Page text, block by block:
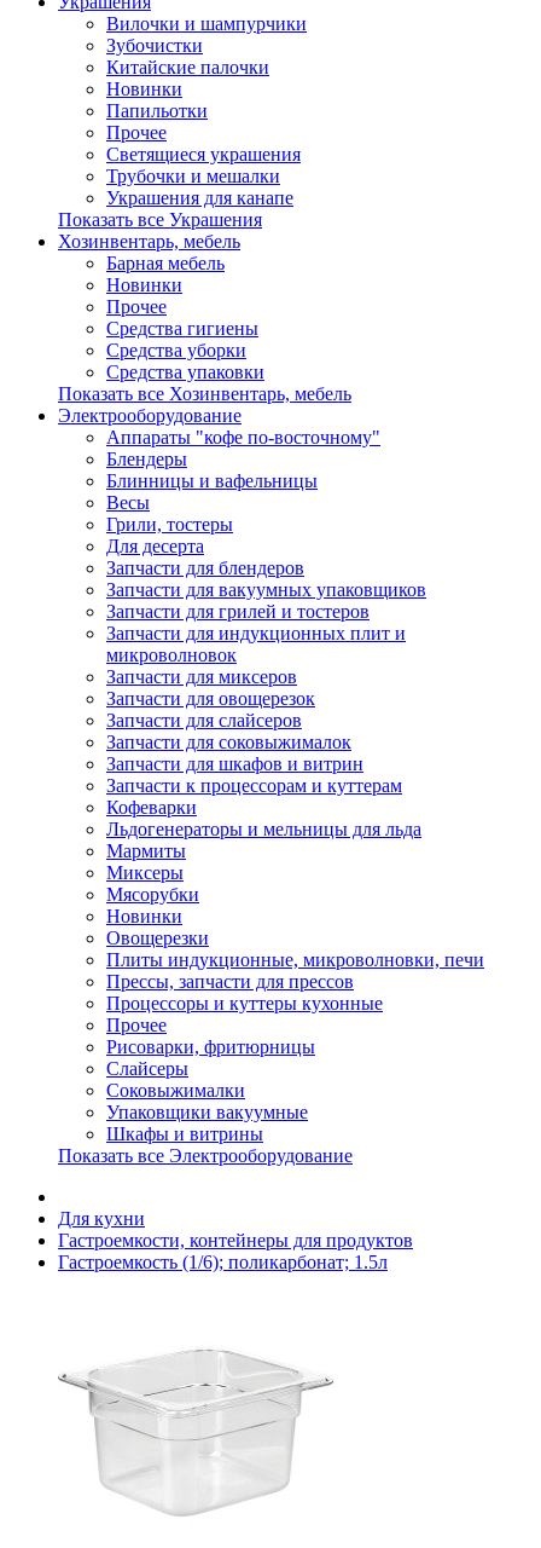
Вилочки и шампурчики
Зубочистки
Китайские палочки
Новинки
Папильотки
Прочее
Светящиеся украшения
Трубочки и мешалки
Украшения для канапе
Показать все Украшения
Хозинвентарь, мебель
Барная мебель
Новинки
Прочее
Средства гигиены
Средства уборки
Средства упаковки
Показать все Хозинвентарь, мебель
Электрооборудование
Аппараты "кофе по-восточному"
Блендеры
Блинницы и вафельницы
Весы
Грили, тостеры
Для десерта
Запчасти для блендеров
Запчасти для вакуумных упаковщиков
Запчасти для грилей и тостеров
Запчасти для индукционных плит и
микроволновок
Запчасти для миксеров
Запчасти для овощерезок
Запчасти для слайсеров
Запчасти для соковыжималок
Запчасти для шкафов и витрин
Запчасти к процессорам и куттерам
Кофеварки
Льдогенераторы и мельницы для льда
Мармиты
Миксеры
Мясорубки
Новинки
Овощерезки
Плиты индукционные, микроволновки, печи
Прессы, запчасти для прессов
Процессоры и куттеры кухонные
Прочее
Рисоварки, фритюрницы
Слайсеры
Соковыжималки
Упаковщики вакуумные
Шкафы и витрины
Показать все Электрооборудование
Для кухни
Гастроемкости, контейнеры для продуктов
Гастроемкость (1/6); поликарбонат; 1.5л